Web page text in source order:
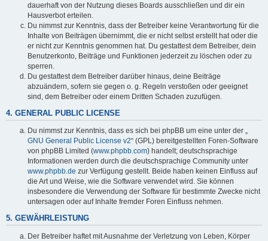
dauerhaft von der Nutzung dieses Boards ausschließen und dir ein
Hausverbot erteilen.
Du nimmst zur Kenntnis, dass der Betreiber keine Verantwortung für die
Inhalte von Beiträgen übernimmt, die er nicht selbst erstellt hat oder die
er nicht zur Kenntnis genommen hat. Du gestattest dem Betreiber, dein
Benutzerkonto, Beiträge und Funktionen jederzeit zu löschen oder zu
sperren.
Du gestattest dem Betreiber darüber hinaus, deine Beiträge
abzuändern, sofern sie gegen o. g. Regeln verstoßen oder geeignet
sind, dem Betreiber oder einem Dritten Schaden zuzufügen.
4. GENERAL PUBLIC LICENSE
Du nimmst zur Kenntnis, dass es sich bei phpBB um eine unter der „
GNU General Public License v2“ (GPL) bereitgestellten Foren-Software
von phpBB Limited (www.phpbb.com) handelt; deutschsprachige
Informationen werden durch die deutschsprachige Community unter
www.phpbb.de zur Verfügung gestellt. Beide haben keinen Einfluss auf
die Art und Weise, wie die Software verwendet wird. Sie können
insbesondere die Verwendung der Software für bestimmte Zwecke nicht
untersagen oder auf Inhalte fremder Foren Einfluss nehmen.
5. GEWÄHRLEISTUNG
Der Betreiber haftet mit Ausnahme der Verletzung von Leben, Körper